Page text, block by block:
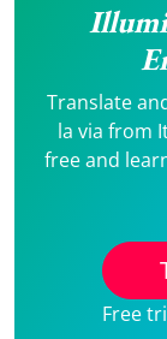
Translate
la via from
free and
Free